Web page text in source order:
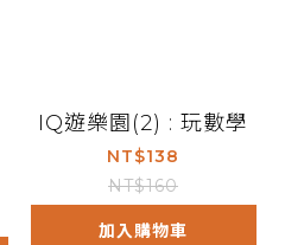
IQ遊樂園(2) : 玩數學
NT$138
NT$160
加入購物車